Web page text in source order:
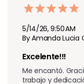
5/14/26, 9:50 AM
By Amanda Lucia
Excelente!!!
Me encantó.
trabajo y